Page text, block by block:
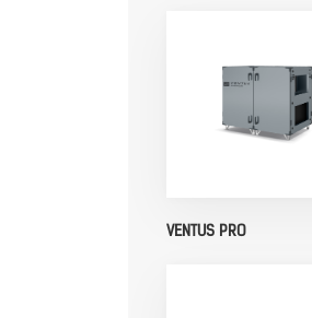
VENTUS PRO